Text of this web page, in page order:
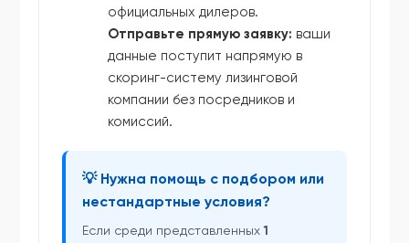
официальных дилеров.
Отправьте прямую заявку: ваши
данные поступит напрямую в
скоринг-систему лизинговой
компании без посредников и
комиссий.
💡 Нужна помощь с подбором или
нестандартные условия?
Если среди представленных1